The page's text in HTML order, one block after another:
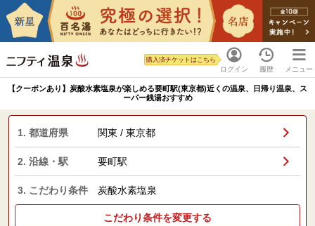
ログイン
購入済チケットはこちら
履歴 メニュー
【クーポンあり】炭酸水素塩泉が楽しめる要町駅(東京都)近くの温泉、日帰り温泉、ス
ーパー銭湯おすすめ
1. 都道府県 関東 / 東京都
2. 沿線・駅 要町駅
3. こだわり条件 炭酸水素塩泉
こだわり条件を変更する